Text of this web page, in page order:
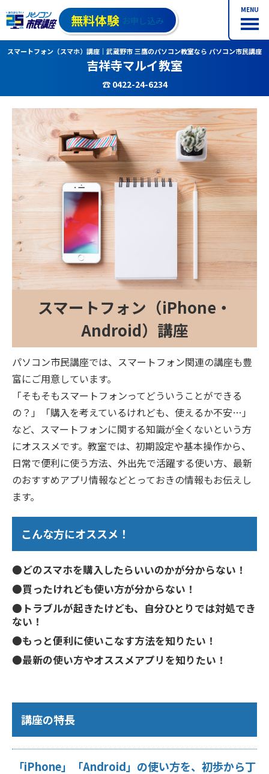
MENU
無料体験 お申し込み
スマートフォン（スマホ）講座｜武蔵野市 三鷹のパソコン教室なら パソコン市民講座
吉祥寺マルイ教室
☎ 0422-24-6234
スマートフォン（iPhone・
Android）講座
パソコン市民講座では、スマートフォン関連の講座も豊
富にご用意しています。
「そもそもスマートフォンってどういうことができる
の？」「購入を考えているけれども、使えるか不安…」
など、スマートフォンに関する知識が全くないという方
にオススメです。教室では、初期設定や基本操作から、
日常で便利に使う方法、外出先で活躍する使い方、最新
のおすすめアプリ情報などとっておきの情報もお伝えし
ます。
こんな方にオススメ！
●どのスマホを購入したらいいのかが分からない！
●買ったけれども使い方が分からない！
●トラブルが起きたけども、自分ひとりでは対処でき
ない！
●もっと便利に使いこなす方法を知りたい！
●最新の使い方やオススメアプリを知りたい！
講座の特長
「iPhone」「Android」の使い方を、初歩から丁